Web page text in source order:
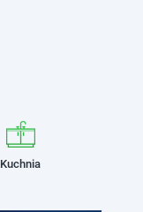
Kuchnia